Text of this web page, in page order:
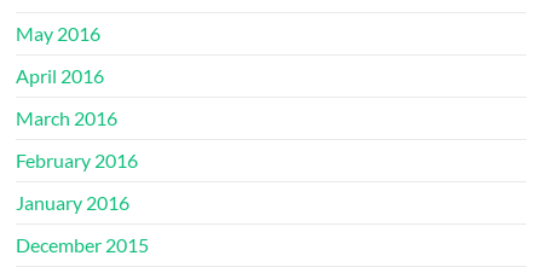
May 2016
April 2016
March 2016
February 2016
January 2016
December 2015